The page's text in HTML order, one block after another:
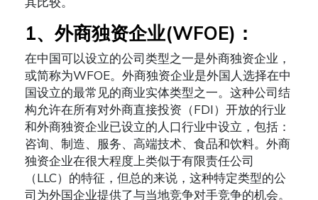
1、 外商独资企业(WFOE) ：
在中国可以设立的公司类型之一是外商独资企业，
或简称为WFOE。外商独资企业是外国人选择在中
国设立的最常见的商业实体类型之一。这种公司结
构允许在所有对外商直接投资（FDI）开放的行业
和外商独资企业已设立的人口行业中设立，包括：
咨询、制造、服务、高端技术、食品和饮料。外商
独资企业在很大程度上类似于有限责任公司
（LLC）的特征，但总的来说，这种特定类型的公
司为外国企业提供了与当地竞争对手竞争的机会。